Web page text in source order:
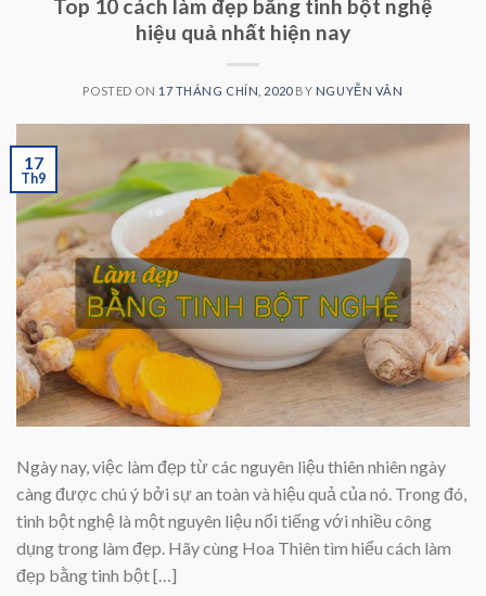
Top 10 cách làm đẹp bằng tinh bột nghệ
hiệu quả nhất hiện nay
POSTED ON 17 THÁNG CHÍN, 2020BY NGUYỄN VÂN
17
Th9
Ngày nay, việc làm đẹp từ các nguyên liệu thiên nhiên ngày
càng được chú ý bởi sự an toàn và hiệu quả của nó. Trong đó,
tinh bột nghệ là một nguyên liệu nổi tiếng với nhiều công
dụng trong làm đẹp. Hãy cùng Hoa Thiên tìm hiểu cách làm
đẹp bằng tinh bột […]